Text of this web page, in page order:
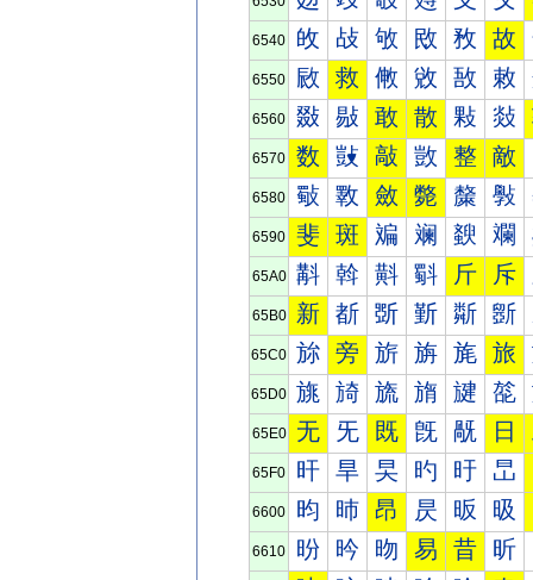
6540 敀 敁 敂 敃 敄 故
6550 敐 救 敒 敓 敔 敕
6560 敠 敡 敢 散 敤 敥
6570 数 敱 敲 敳 整 敵
6580 斀 斁 斂 斃 斄 斅
6590 斐 斑 斒 斓 斔 斕
65A0 斠 斡 斢 斣 斤 斥
65B0 新 斱 斲 斳 斴 斵
65C0 旀 旁 旂 旃 旄 旅
65D0 旐 旑 旒 旓 旔 旕
65E0 无 旡 既 旣 旤 日
65F0 旰 旱 旲 旳 旴 旵
6600 昀 昁 昂 昃 昄 昅
6610 昐 昑 昒 易 昔 昕